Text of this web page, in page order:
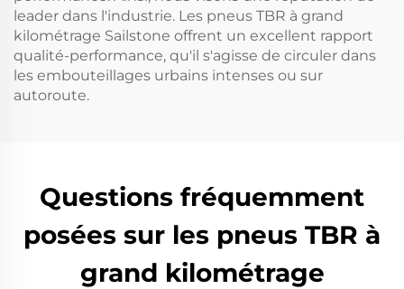
leader dans l'industrie. Les pneus TBR à grand
kilométrage Sailstone offrent un excellent rapport
qualité-performance, qu'il s'agisse de circuler dans
les embouteillages urbains intenses ou sur
autoroute.
Questions fréquemment
posées sur les pneus TBR à
grand kilométrage